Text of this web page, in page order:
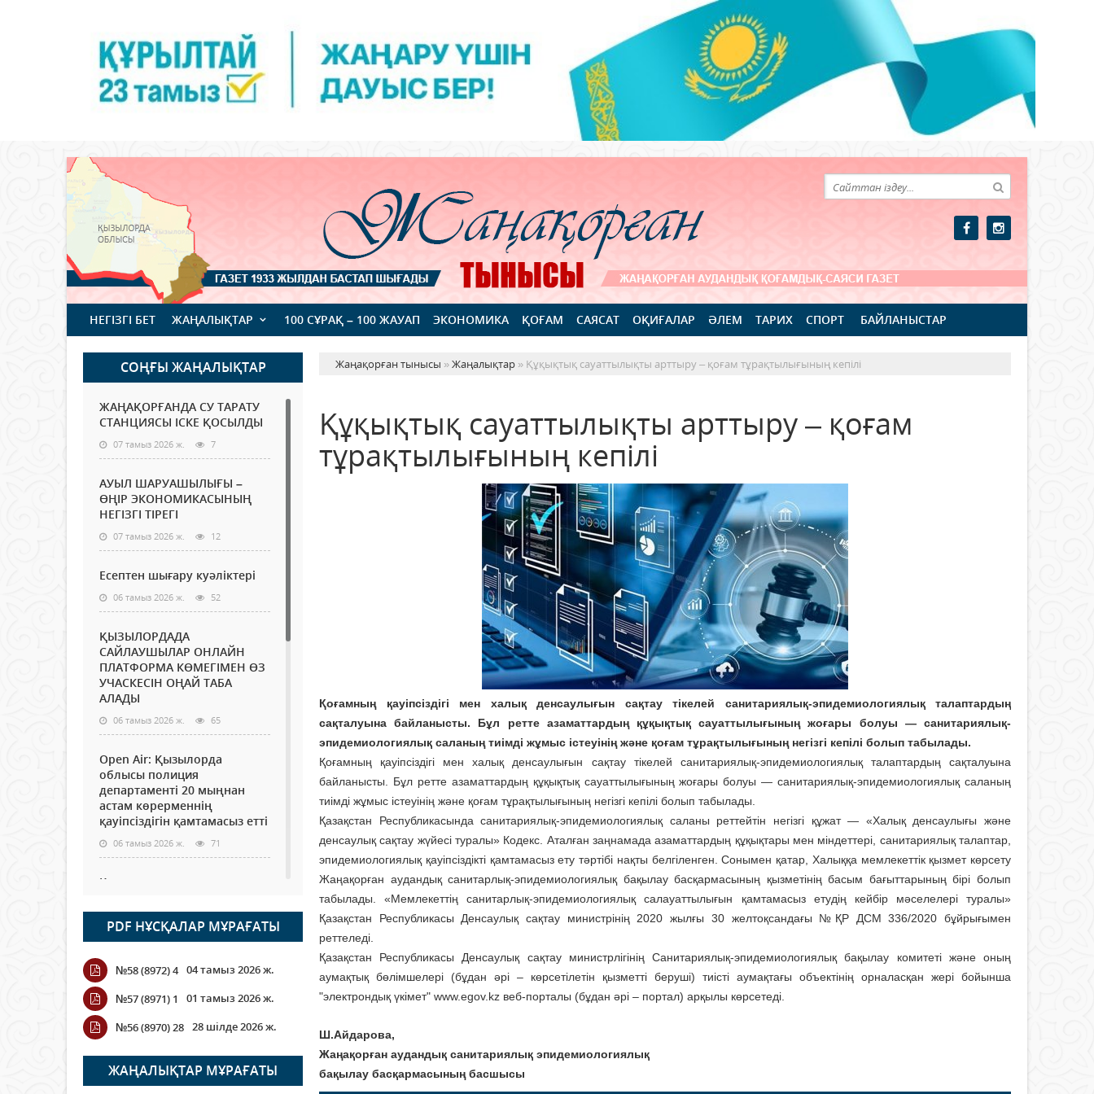
НЕГІЗГІ БЕТ ЖАҢАЛЫҚТАР 100 СҰРАҚ – 100 ЖАУАП ЭКОНОМИКА ҚОҒАМ САЯСАТ ОҚИҒАЛАР ӘЛЕМ ТАРИХ СПОРТ БАЙЛАНЫСТАР
СОҢҒЫ ЖАҢАЛЫҚТАР
ЖАҢАҚОРҒАНДА СУ ТАРАТУ
СТАНЦИЯСЫ ІСКЕ ҚОСЫЛДЫ
07 тамыз 2026 ж. 7
АУЫЛ ШАРУАШЫЛЫҒЫ –
ӨҢІР ЭКОНОМИКАСЫНЫҢ
НЕГІЗГІ ТІРЕГІ
07 тамыз 2026 ж. 12
Есептен шығару куәліктері
06 тамыз 2026 ж. 52
ҚЫЗЫЛОРДАДА
САЙЛАУШЫЛАР ОНЛАЙН
ПЛАТФОРМА КӨМЕГІМЕН ӨЗ
УЧАСКЕСІН ОҢАЙ ТАБА
АЛАДЫ
06 тамыз 2026 ж. 65
Open Air: Қызылорда
облысы полиция
департаменті 20 мыңнан
астам көрерменнің
қауіпсіздігін қамтамасыз етті
06 тамыз 2026 ж. 71
Как могут проголосовать
находящиеся за рубежом?
05 тамыз 2026 ж. 121
Шетелде жүрген Қазақстан
азаматтары қалай дауыс
бере алады?
05 тамыз 2026 ж. 134
Кассадағы баға мен сөредегі
баға әр түрлі болған
PDF НҰСҚАЛАР МҰРАҒАТЫ
№58 (8972) 4 04 тамыз 2026 ж.
№57 (8971) 1
01 тамыз 2026 ж.
№56 (8970) 28 28 шілде 2026 ж.
ЖАҢАЛЫҚТАР МҰРАҒАТЫ
Жаңақорған тынысы »Жаңалықтар » Құқықтық сауаттылықты арттыру – қоғам тұрақтылығының кепілі
Құқықтық сауаттылықты арттыру – қоғам
тұрақтылығының кепілі
Қоғамның қауіпсіздігі мен халық денсаулығын сақтау тікелей санитариялық-эпидемиологиялық талаптардың
сақталуына байланысты. Бұл ретте азаматтардың құқықтық сауаттылығының жоғары болуы — санитариялық-
эпидемиологиялық саланың тиімді жұмыс істеуінің және қоғам тұрақтылығының негізгі кепілі болып табылады.
Қоғамның қауіпсіздігі мен халық денсаулығын сақтау тікелей санитариялық-эпидемиологиялық талаптардың сақталуына
байланысты. Бұл ретте азаматтардың құқықтық сауаттылығының жоғары болуы — санитариялық-эпидемиологиялық саланың
тиімді жұмыс істеуінің және қоғам тұрақтылығының негізгі кепілі болып табылады.
Қазақстан Республикасында санитариялық-эпидемиологиялық саланы реттейтін негізгі құжат — «Халық денсаулығы және
денсаулық сақтау жүйесі туралы» Кодекс. Аталған заңнамада азаматтардың құқықтары мен міндеттері, санитариялық талаптар,
эпидемиологиялық қауіпсіздікті қамтамасыз ету тәртібі нақты белгіленген. Сонымен қатар, Халыққа мемлекеттік қызмет көрсету
Жаңақорған аудандық санитарлық-эпидемиологиялық бақылау басқармасының қызметінің басым бағыттарының бірі болып
табылады. «Мемлекеттің санитарлық-эпидемиологиялық салауаттылығын қамтамасыз етудің кейбір мәселелері туралы»
Қазақстан Республикасы Денсаулық сақтау министрінің 2020 жылғы 30 желтоқсандағы №ҚР ДСМ 336/2020 бұйрығымен
реттеледі.
Қазақстан Республикасы Денсаулық сақтау министрлігінің Санитариялық-эпидемиологиялық бақылау комитеті және оның
аумақтық бөлімшелері (бұдан әрі – көрсетілетін қызметті беруші) тиісті аумақтағы объектінің орналасқан жері бойынша
"электрондық үкімет" www.egov.kz веб-порталы (бұдан әрі – портал) арқылы көрсетеді.
Ш.Айдарова,
Жаңақорған аудандық санитариялық эпидемиологиялық
бақылау басқармасының басшысы